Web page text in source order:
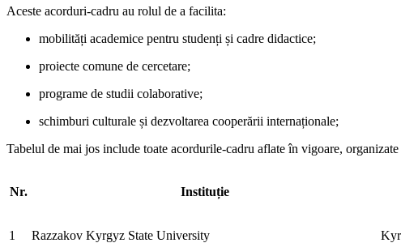
Aceste acorduri‑cadru au rolul de a facilita:
mobilități academice pentru studenți și cadre didactice;
proiecte comune de cercetare;
programe de studii colaborative;
schimburi culturale și dezvoltarea cooperării internaționale;
Tabelul de mai jos include toate acordurile‑cadru aflate în vigoare,
Nr. Instituție
1 Razzakov Kyrgyz State University